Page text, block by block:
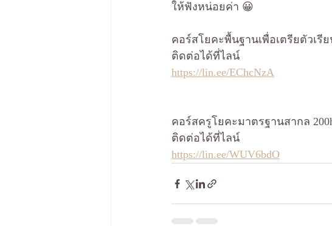
ให้ฟังหน่อยค่า 😀
คอร์สโยคะพื้นฐานเพื่อเตรียตัวเรี
ติดต่อได้ที่ไลน์
https://lin.ee/EChcNzA
คอร์สครูโยคะมาตรฐานสากล
ติดต่อได้ที่ไลน์
https://lin.ee/WUV6bdO